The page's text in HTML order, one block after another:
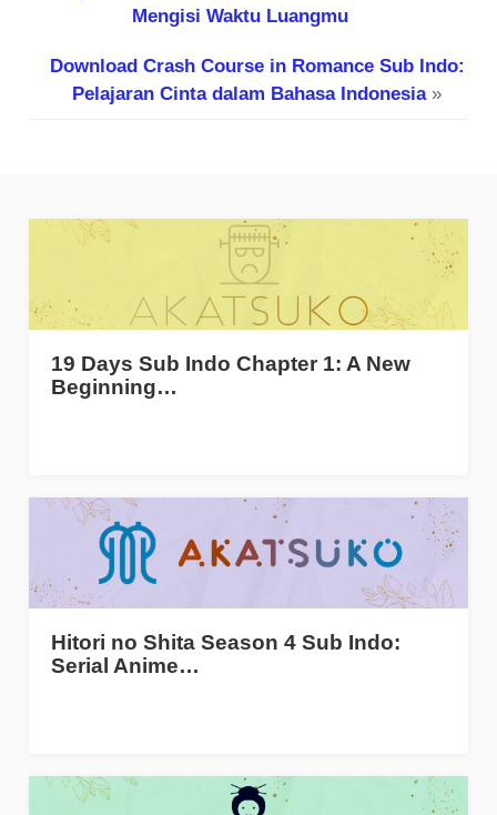
Mengisi Waktu Luangmu
Download Crash Course in Romance Sub Indo:
Pelajaran Cinta dalam Bahasa Indonesia»
19 Days Sub Indo Chapter 1: A New
Beginning…
Hitori no Shita Season 4 Sub Indo:
Serial Anime…